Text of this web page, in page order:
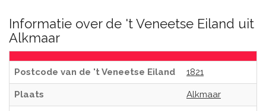
Informatie over de 't Veneetse Eiland uit
Alkmaar
Postcode van de 't Veneetse Eiland 1821
Plaats Alkmaar